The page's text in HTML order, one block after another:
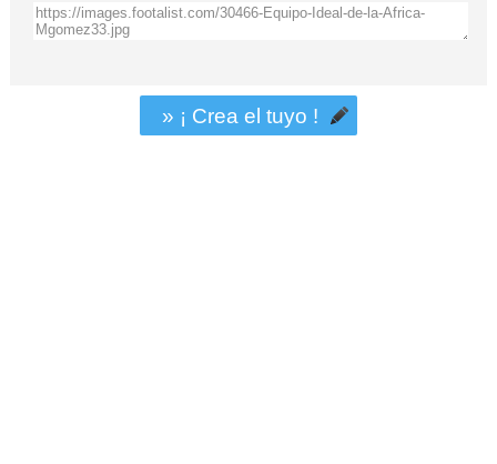
» ¡ Crea el tuyo !